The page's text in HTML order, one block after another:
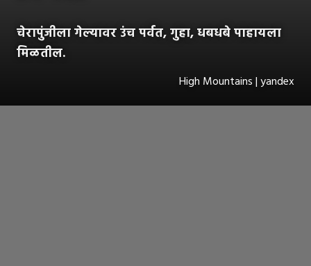
चेरापुंजीला गेल्यावर उंच पर्वत, गुहा, धबधबे पाहायला
मिळतील.
High Mountains | yandex